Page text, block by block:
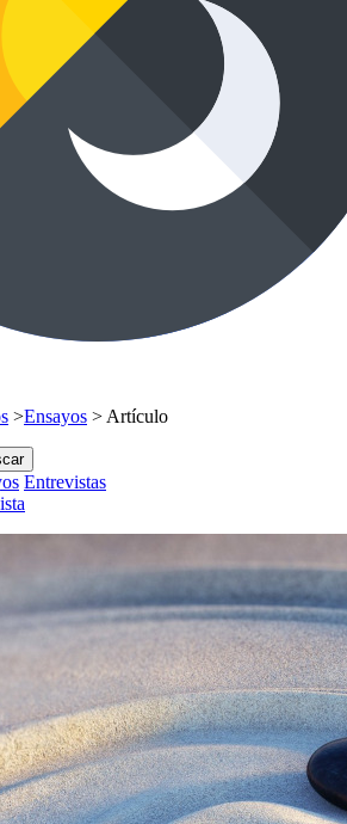
>Ensayos > Artículo
Entrevistas